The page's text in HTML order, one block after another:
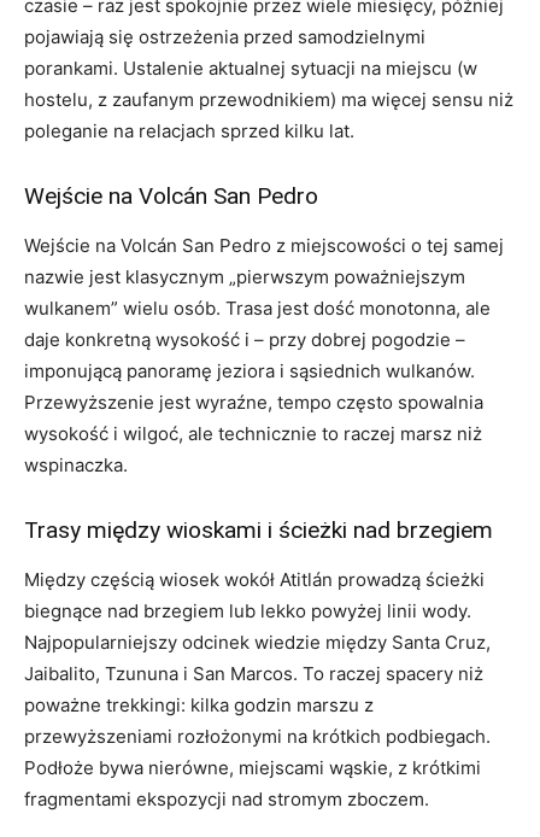
czasie – raz jest spokojnie przez wiele miesięcy, później
pojawiają się ostrzeżenia przed samodzielnymi
porankami. Ustalenie aktualnej sytuacji na miejscu (w
hostelu, z zaufanym przewodnikiem) ma więcej sensu niż
poleganie na relacjach sprzed kilku lat.
Wejście na Volcán San Pedro
Wejście na Volcán San Pedro z miejscowości o tej samej
nazwie jest klasycznym „pierwszym poważniejszym
wulkanem” wielu osób. Trasa jest dość monotonna, ale
daje konkretną wysokość i – przy dobrej pogodzie –
imponującą panoramę jeziora i sąsiednich wulkanów.
Przewyższenie jest wyraźne, tempo często spowalnia
wysokość i wilgoć, ale technicznie to raczej marsz niż
wspinaczka.
Trasy między wioskami i ścieżki nad brzegiem
Między częścią wiosek wokół Atitlán prowadzą ścieżki
biegnące nad brzegiem lub lekko powyżej linii wody.
Najpopularniejszy odcinek wiedzie między Santa Cruz,
Jaibalito, Tzununa i San Marcos. To raczej spacery niż
poważne trekkingi: kilka godzin marszu z
przewyższeniami rozłożonymi na krótkich podbiegach.
Podłoże bywa nierówne, miejscami wąskie, z krótkimi
fragmentami ekspozycji nad stromym zboczem.